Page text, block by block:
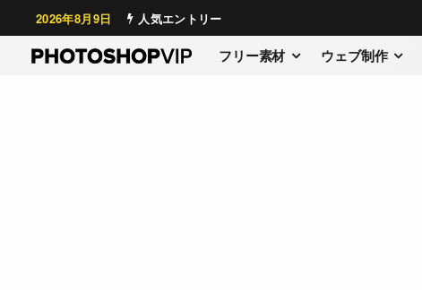
2026年8月9日 人気エントリー
フリー素材 ウェブ制作